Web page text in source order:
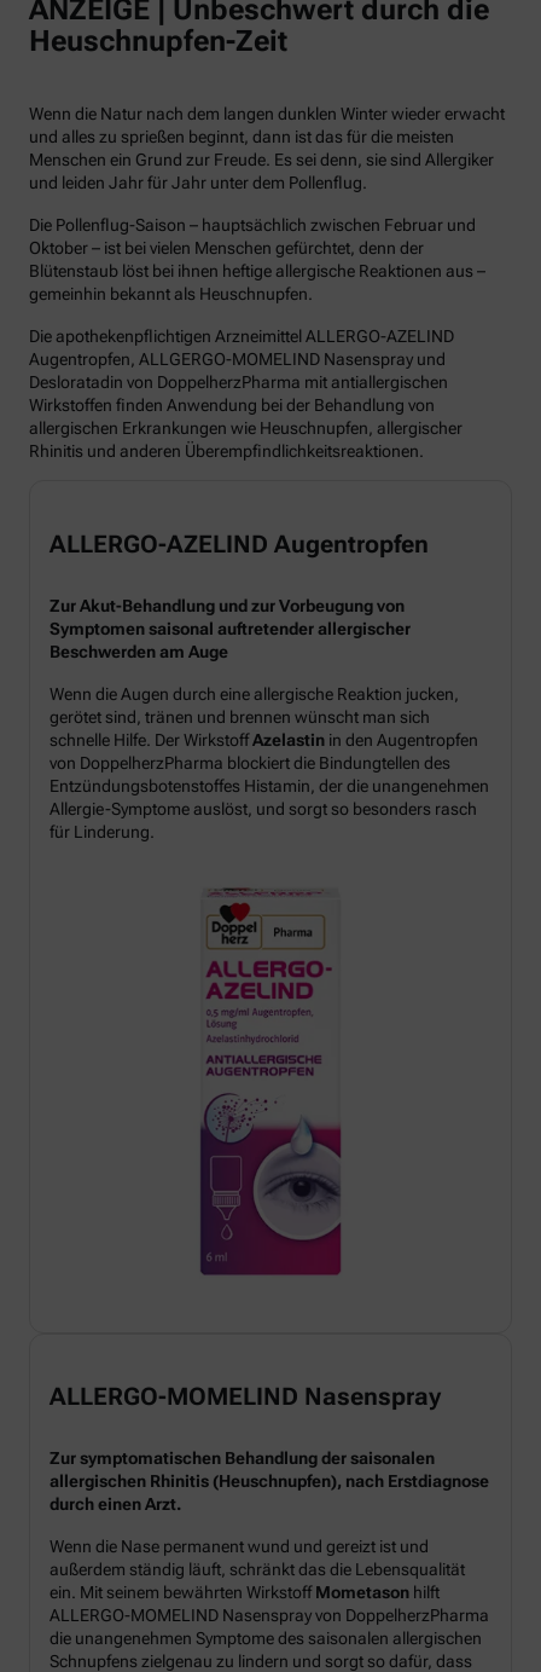
ANZEIGE | Unbeschwert durch die
Heuschnupfen-Zeit
Wenn die Natur nach dem langen dunklen Winter wieder erwacht
und alles zu sprießen beginnt, dann ist das für die meisten
Menschen ein Grund zur Freude. Es sei denn, sie sind Allergiker
und leiden Jahr für Jahr unter dem Pollenflug.
Die Pollenflug-Saison – hauptsächlich zwischen Februar und
Oktober – ist bei vielen Menschen gefürchtet, denn der
Blütenstaub löst bei ihnen heftige allergische Reaktionen aus –
gemeinhin bekannt als Heuschnupfen.
Die apothekenpflichtigen Arzneimittel ALLERGO-AZELIND
Augentropfen, ALLGERGO-MOMELIND Nasenspray und
Desloratadin von DoppelherzPharma mit antiallergischen
Wirkstoffen finden Anwendung bei der Behandlung von
allergischen Erkrankungen wie Heuschnupfen, allergischer
Rhinitis und anderen Überempfindlichkeitsreaktionen.
ALLERGO-AZELIND Augentropfen
Zur Akut-Behandlung und zur Vorbeugung von
Symptomen saisonal auftretender allergischer
Beschwerden am Auge
Wenn die Augen durch eine allergische Reaktion jucken,
gerötet sind, tränen und brennen wünscht man sich
schnelle Hilfe. Der WirkstoffAzelastin in den Augentropfen
von DoppelherzPharma blockiert die Bindungtellen des
Entzündungsbotenstoffes Histamin, der die unangenehmen
Allergie-Symptome auslöst, und sorgt so besonders rasch
für Linderung.
ALLERGO-MOMELIND Nasenspray
Zur symptomatischen Behandlung der saisonalen
allergischen Rhinitis (Heuschnupfen), nach Erstdiagnose
durch einen Arzt.
Wenn die Nase permanent wund und gereizt ist und
außerdem ständig läuft, schränkt das die Lebensqualität
ein. Mit seinem bewährten WirkstoffMometason hilft
ALLERGO-MOMELIND Nasenspray von DoppelherzPharma
die unangenehmen Symptome des saisonalen allergischen
Schnupfens zielgenau zu lindern und sorgt so dafür, dass